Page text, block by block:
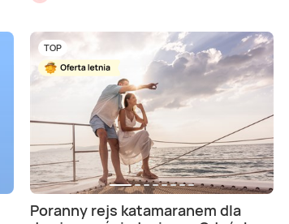
TOP
Poranny rejs katamaranem dla